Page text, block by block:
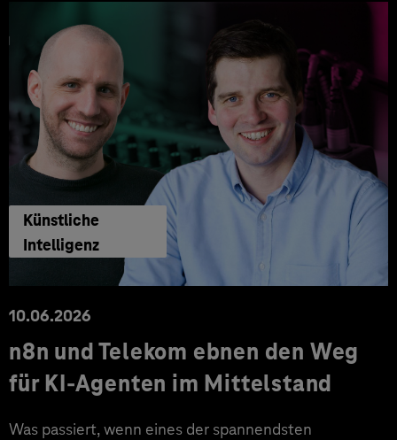
Künstliche
Intelligenz
10.06.2026
n8n und Telekom ebnen den Weg
für KI-Agenten im Mittelstand
Was passiert, wenn eines der spannendsten